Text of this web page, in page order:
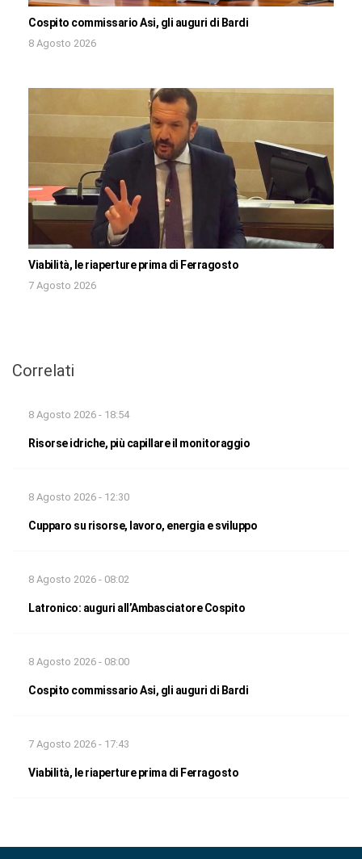
Cospito commissario Asi, gli auguri di Bardi
8 Agosto 2026
Viabilità, le riaperture prima di Ferragosto
7 Agosto 2026
Correlati
8 Agosto 2026 - 18:54
Risorse idriche, più capillare il monitoraggio
8 Agosto 2026 - 12:30
Cupparo su risorse, lavoro, energia e sviluppo
8 Agosto 2026 - 08:02
Latronico: auguri all’Ambasciatore Cospito
8 Agosto 2026 - 08:00
Cospito commissario Asi, gli auguri di Bardi
7 Agosto 2026 - 17:43
Viabilità, le riaperture prima di Ferragosto